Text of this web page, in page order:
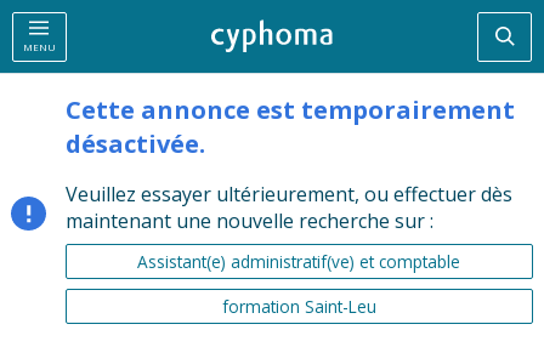
MENU
Cette annonce est temporairement
désactivée.
Veuillez essayer ultérieurement, ou effectuer dès
maintenant une nouvelle recherche sur :
Assistant(e) administratif(ve) et comptable
formation Saint-Leu